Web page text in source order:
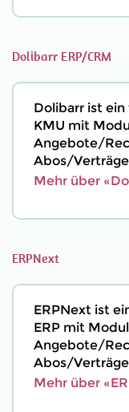
Dolibarr ERP/CRM
Dolibarr ist
KMU mit
Angebote/
Abos/
Mehr über
ERPNext
ERPNext ist
ERP mit
Angebote/
Abos/
Mehr über